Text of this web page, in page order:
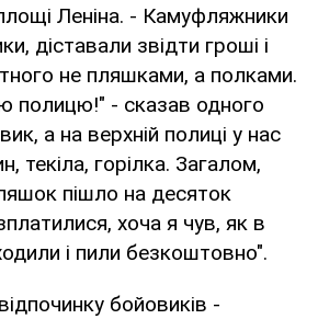
Леніна. - Камуфляжники
діставали звідти гроші і
не пляшками, а полками.
полицю!" - сказав одного
а на верхній полиці у нас
текіла, горілка. Загалом,
пішло на десяток
хоча я чув, як в
і пили безкоштовно".
бойовиків -